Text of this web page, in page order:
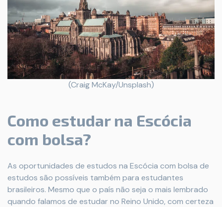
(Craig McKay/Unsplash)
Como estudar na Escócia
com bolsa?
As oportunidades de estudos na Escócia com bolsa de
estudos são possíveis também para estudantes
brasileiros. Mesmo que o país não seja o mais lembrado
quando falamos de estudar no Reino Unido, com certeza